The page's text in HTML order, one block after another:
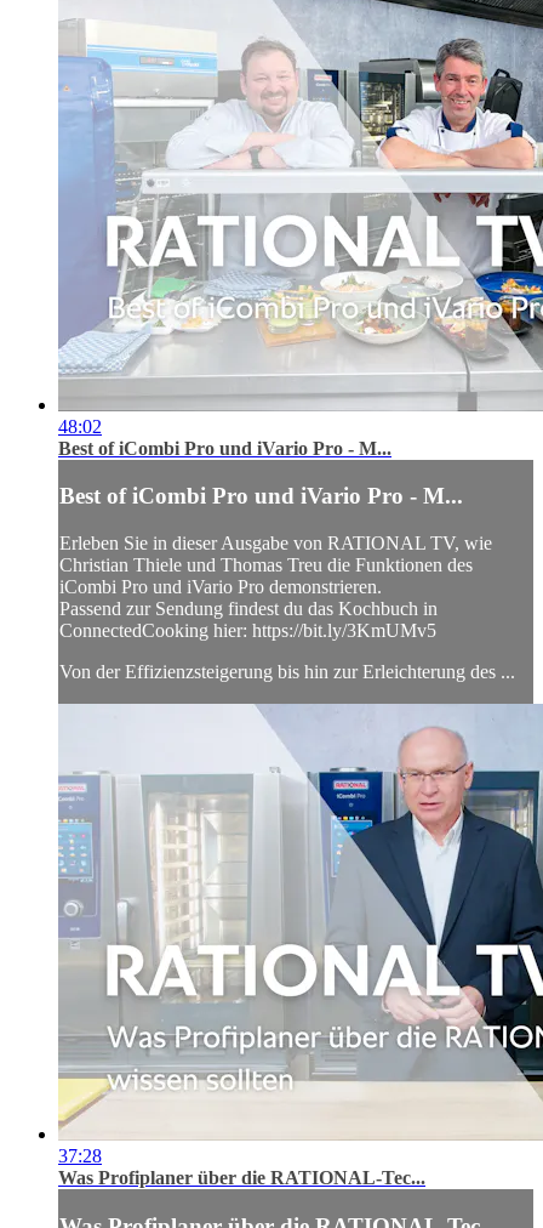
48:02
Best of iCombi Pro und iVario Pro - M...
Best of iCombi Pro und iVario Pro - M...
Erleben Sie in dieser Ausgabe von RATIONAL TV, wie
Christian Thiele und Thomas Treu die Funktionen des
iCombi Pro und iVario Pro demonstrieren.
Passend zur Sendung findest du das Kochbuch in
ConnectedCooking hier: https://bit.ly/3KmUMv5
Von der Effizienzsteigerung bis hin zur Erleichterung des ...
37:28
Was Profiplaner über die RATIONAL-Tec...